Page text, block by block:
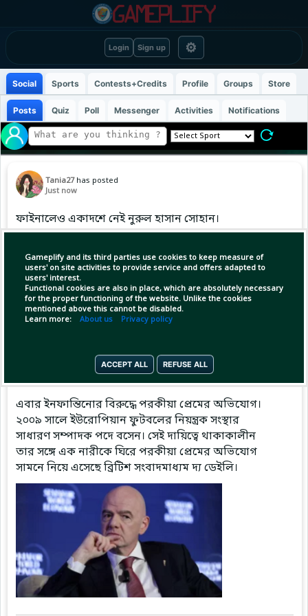
Login Sign up ⚙
Gameplify and its third parties use cookies to keep measure of
users' on site activities to provide service and offers adapted to
users' interest.
Functional cookies are also in place, which are absolutely necessary
for the proper functioning of the website. Unlike the cookies
mentioned above this cannot be disabled.
Learn more: About us Privacy policy
ACCEPT ALL REFUSE ALL
Social Sports Contests+Credits Profile Groups Store
Posts Quiz Poll Messenger Activities Notifications
Tania27 has posted
Just now
ফাইনালেও একাদশে নেই নুরুল হাসান সোহান।
#nurulhasansohan #lpl
(1) Copy Link
has posted
এবার ইনফান্তিনোর বিরুদ্ধে পরকীয়া প্রেমের অভিযোগ।
২০০৯ সালে ইউরোপিয়ান ফুটবলের নিয়ন্ত্রক সংস্থার
সাধারণ সম্পাদক পদে বসেন। সেই দায়িত্বে থাকাকালীন
তার সঙ্গে এক নারীকে ঘিরে পরকীয়া প্রেমের অভিযোগ
সামনে নিয়ে এসেছে ব্রিটিশ সংবাদমাধ্যম দ্য ডেইলি।